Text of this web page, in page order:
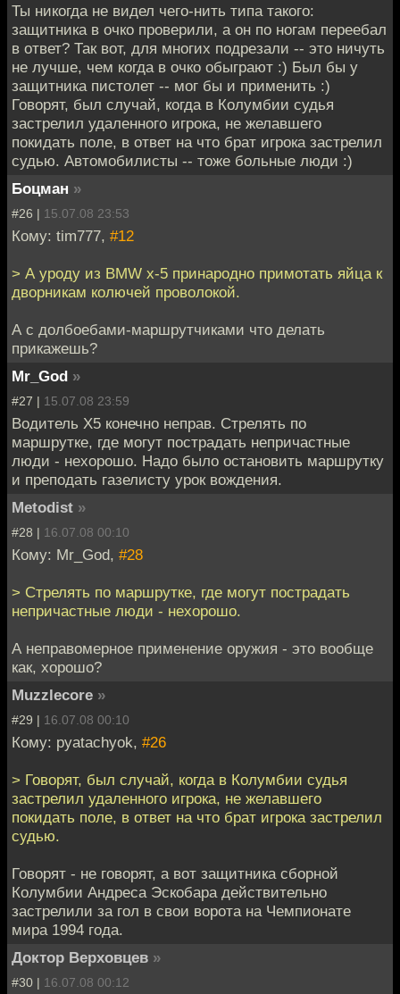
Ты никогда не видел чего-нить типа такого:
защитника в очко проверили, а он по ногам переебал
в ответ? Так вот, для многих подрезали -- это ничуть
не лучше, чем когда в очко обыграют :) Был бы у
защитника пистолет -- мог бы и применить :)
Говорят, был случай, когда в Колумбии судья
застрелил удаленного игрока, не желавшего
покидать поле, в ответ на что брат игрока застрелил
судью. Автомобилисты -- тоже больные люди :)
Боцман »
#26 | 15.07.08 23:53
Кому: tim777, #12
> А уроду из BMW x-5 принародно примотать яйца к
дворникам колючей проволокой.
А с долбоебами-маршрутчиками что делать
прикажешь?
Mr_God »
#27 | 15.07.08 23:59
Водитель X5 конечно неправ. Стрелять по
маршрутке, где могут пострадать непричастные
люди - нехорошо. Надо было остановить маршрутку
и преподать газелисту урок вождения.
Metodist »
#28 | 16.07.08 00:10
Кому: Mr_God, #28
> Стрелять по маршрутке, где могут пострадать
непричастные люди - нехорошо.
А неправомерное применение оружия - это вообще
как, хорошо?
Muzzlecore »
#29 | 16.07.08 00:10
Кому: pyatachyok, #26
> Говорят, был случай, когда в Колумбии судья
застрелил удаленного игрока, не желавшего
покидать поле, в ответ на что брат игрока застрелил
судью.
Говорят - не говорят, а вот защитника сборной
Колумбии Андреса Эскобара действительно
застрелили за гол в свои ворота на Чемпионате
мира 1994 года.
Доктор Верховцев »
#30 | 16.07.08 00:12